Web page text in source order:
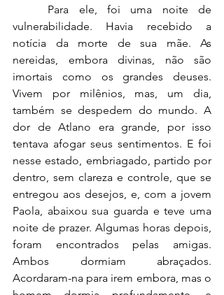
vulnerabilidade. Havia recebido a
notícia da morte de sua mãe. As
nereidas, embora divinas, não são
imortais como os grandes deuses.
Vivem por milênios, mas, um dia,
também se despedem do mundo. A
dor de Atlano era grande, por isso
tentava afogar seus sentimentos. E foi
nesse estado, embriagado, partido por
dentro, sem clareza e controle, que se
entregou aos desejos, e, com a jovem
Paola, abaixou sua guarda e teve uma
noite de prazer. Algumas horas depois,
foram encontrados pelas amigas.
Ambos dormiam abraçados.
Acordaram-na para irem embora, mas o